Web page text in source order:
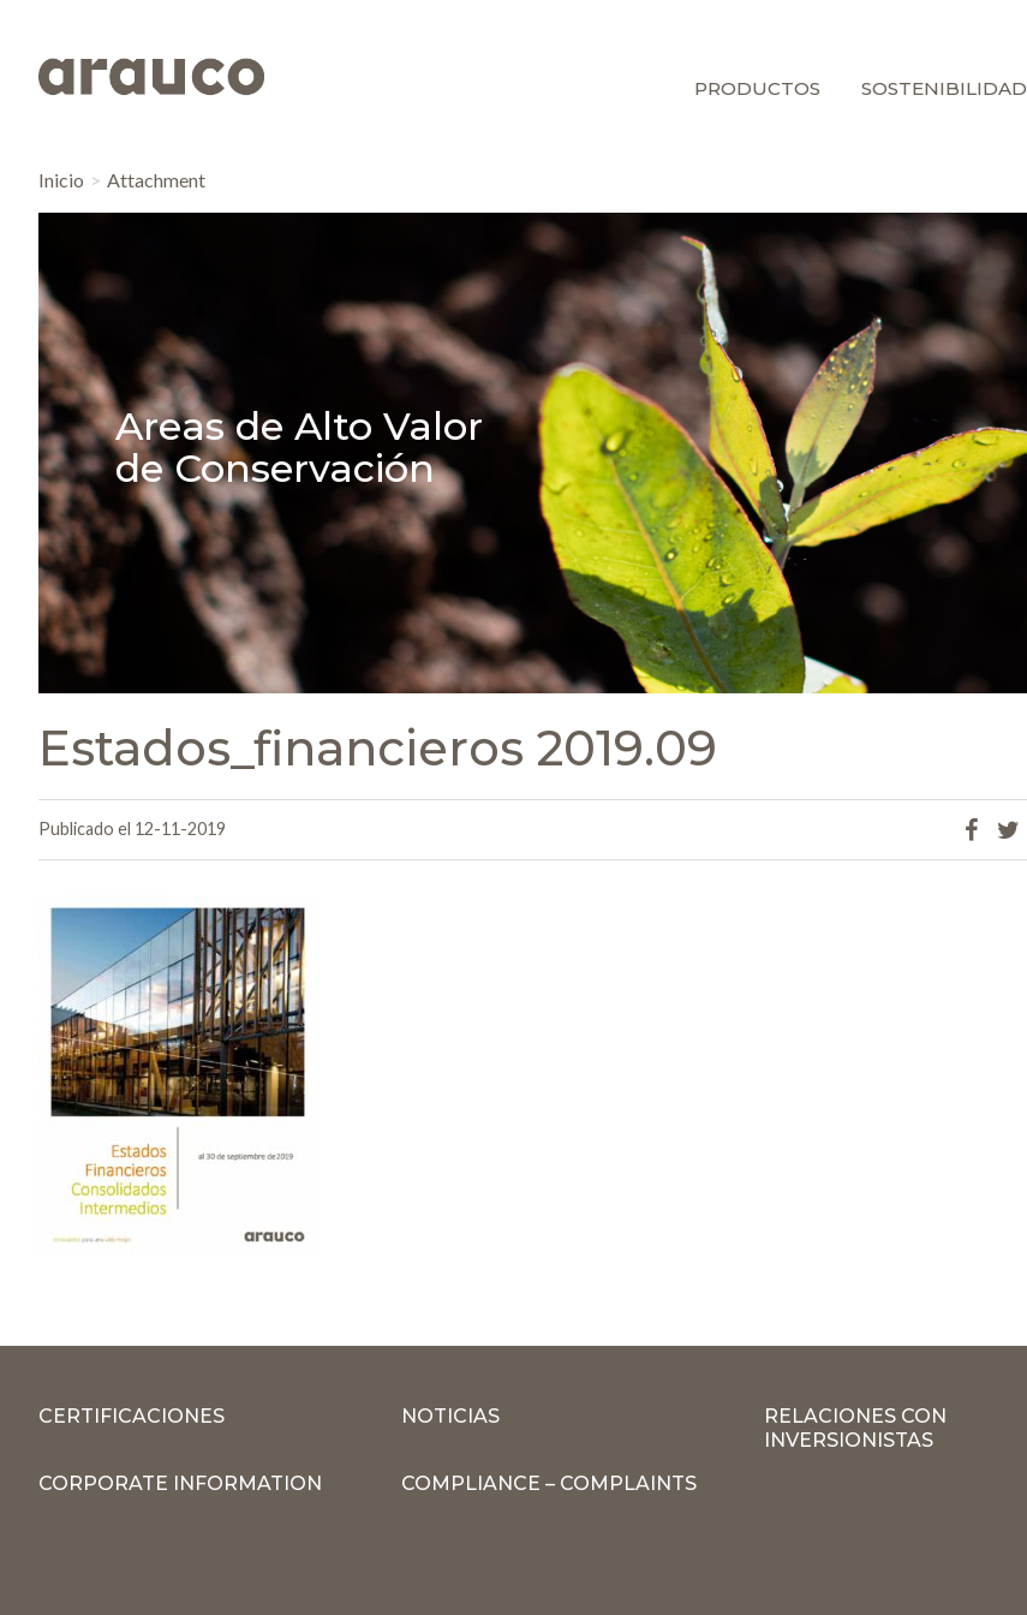
PRODUCTOS SOSTENIBILIDAD
Inicio Attachment
Areas de Alto Valor
de Conservación
Estados_financieros 2019.09
Publicado el 12-11-2019
CERTIFICACIONES NOTICIAS
RELACIONES CON
INVERSIONISTAS
CORPORATE INFORMATION
COMPLIANCE – COMPLAINTS